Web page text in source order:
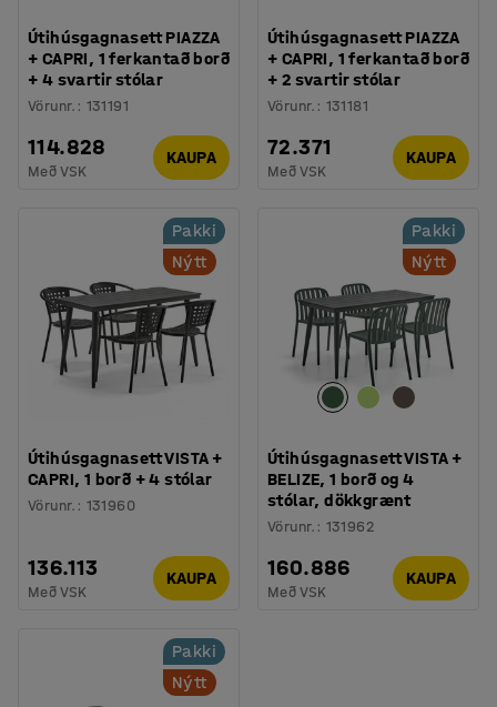
Útihúsgagnasett PIAZZA
+ CAPRI, 1 ferkantað borð
+ 4 svartir stólar
Vörunr. : 131191
114.828
Með VSK
KAUPA
Útihúsgagnasett PIAZZA
+ CAPRI, 1 ferkantað borð
+ 2 svartir stólar
Vörunr. : 131181
72.371
Með VSK
KAUPA
Pakki
Nýtt
Útihúsgagnasett VISTA +
CAPRI, 1 borð + 4 stólar
Vörunr. : 131960
136.113
Með VSK
KAUPA
Pakki
Nýtt
Útihúsgagnasett VISTA +
BELIZE, 1 borð og 4
stólar, dökkgrænt
Vörunr. : 131962
160.886
Með VSK
KAUPA
Pakki
Nýtt